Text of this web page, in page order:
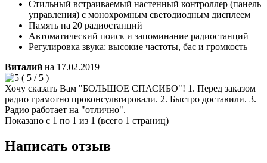
Стильный встраиваемый настенный контроллер (панель
управления) с монохромным светодиодным дисплеем
Память на 20 радиостанций
Автоматический поиск и запоминание радиостанций
Регулировка звука: высокие частоты, бас и громкость
Виталий на 17.02.2019
( 5 / 5 )
Хочу сказать Вам "БОЛЬШОЕ СПАСИБО"! 1. Перед заказом
радио грамотно проконсультировали. 2. Быстро доставили. 3.
Радио работает на "отлично".
Показано с 1 по 1 из 1 (всего 1 страниц)
Написать отзыв